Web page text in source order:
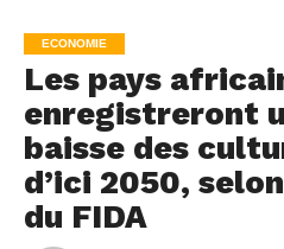
ECONOMIE
Les pays
enregistreront
baisse des
d’ici 2050,
du FIDA